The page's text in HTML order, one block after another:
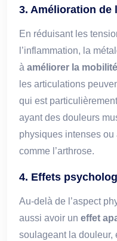
3. Amélioration de
En réduisant les
l’inflammation, la
à améliorer la mobilité
les articulations
qui est
ayant des douleurs
physiques intenses
comme l’arthrose.
4. Effets
Au-delà de l’aspect
aussi avoir un effet
soulageant la douleur,